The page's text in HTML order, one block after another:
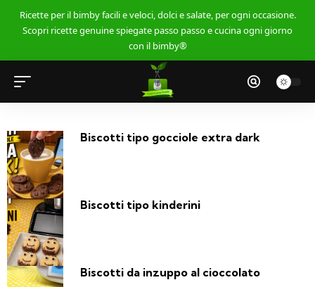
Ricette per il bimby facili e veloci, dolci e salate, per ogni occasione.
Scopri ricette genuine spiegate passo passo e cucina ogni giorno
con il bimby®
Biscotti tipo gocciole extra dark
Biscotti tipo kinderini
Biscotti da inzuppo al cioccolato